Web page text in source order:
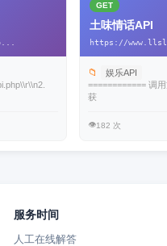
GET
土味情话API
https://
📁
娱乐API
============ 调
获
👁️182 次
服务时间
人工在线解答